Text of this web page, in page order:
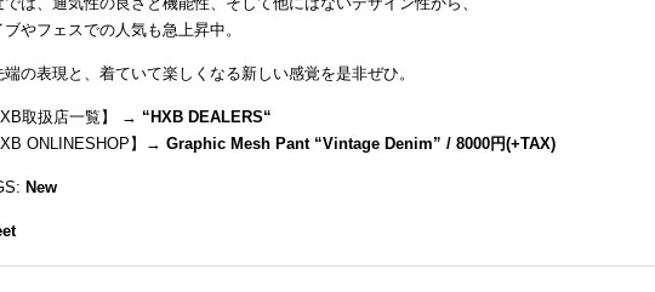
ブやフェスでの人気も急上昇中。
端の表現と、着ていて楽しくなる新しい感覚を是非ぜひ。
取扱店一覧】 → “ HXB DEALERS“
ONLINESHOP】→ Graphic Mesh Pant “Vintage Denim” / 8000円(+TAX)
New